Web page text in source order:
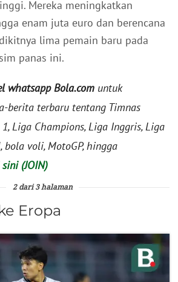
Mereka meningkatkan
enam juta euro dan berencana
lima pemain baru pada
panas ini.
whatsapp Bola.com untuk
berita terbaru tentang Timnas
Liga Champions, Liga Inggris, Liga
bola voli, MotoGP, hingga
(JOIN)
2 dari 3 halaman
Eropa